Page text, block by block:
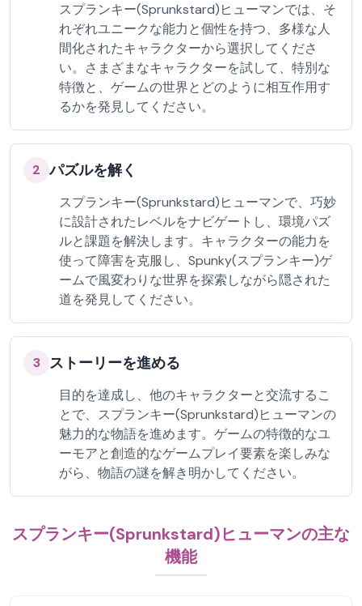
スプランキー(Sprunkstard)ヒューマンでは、そ
れぞれユニークな能力と個性を持つ、多様な人
間化されたキャラクターから選択してくださ
い。さまざまなキャラクターを試して、特別な
特徴と、ゲームの世界とどのように相互作用す
るかを発見してください。
2 パズルを解く
スプランキー(Sprunkstard)ヒューマンで、巧妙
に設計されたレベルをナビゲートし、環境パズ
ルと課題を解決します。キャラクターの能力を
使って障害を克服し、Spunky(スプランキー)ゲ
ームで風変わりな世界を探索しながら隠された
道を発見してください。
3 ストーリーを進める
目的を達成し、他のキャラクターと交流するこ
とで、スプランキー(Sprunkstard)ヒューマンの
魅力的な物語を進めます。ゲームの特徴的なユ
ーモアと創造的なゲームプレイ要素を楽しみな
がら、物語の謎を解き明かしてください。
スプランキー(Sprunkstard)ヒューマンの主な
機能